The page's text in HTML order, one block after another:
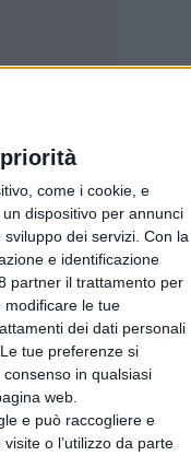
come i cookie, e
dispositivo per annunci
dei servizi. Con la
e identificazione
partner il trattamento per
modificare le tue
dei dati personali
tue preferenze si
in qualsiasi
web.
e può raccogliere e
o l’utilizzo da parte